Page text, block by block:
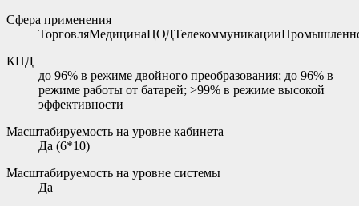
Сфера применения
КПД
до 96% в режиме двойного преобразования; до 96% в
режиме работы от батарей; >99% в режиме высокой
эффективности
Масштабируемость на уровне кабинета
Да (6*10)
Масштабируемость на уровне системы
Да